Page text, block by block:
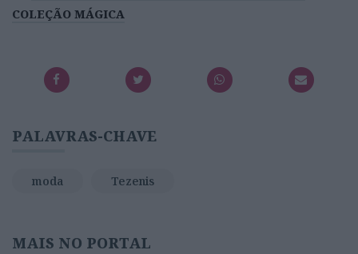
COLEÇÃO MÁGICA
PALAVRAS-CHAVE
moda Tezenis
MAIS NO PORTAL